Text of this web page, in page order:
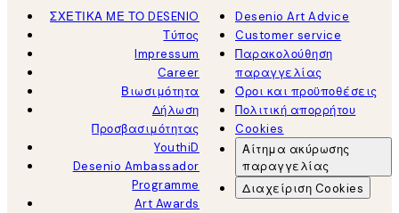
ΣΧΕΤΙΚΑ ΜΕ ΤΟ DESENIO
Τύπος
Impressum
Career
Βιωσιμότητα
Δήλωση
Προσβασιμότητας
YouthiD
Desenio Ambassador
Programme
Art Awards
Desenio Art Advice
Customer service
Παρακολούθηση
παραγγελίας
Όροι και προϋποθέσεις
Πολιτική απορρήτου
Cookies
Αίτημα ακύρωσης
παραγγελίας
Διαχείριση Cookies